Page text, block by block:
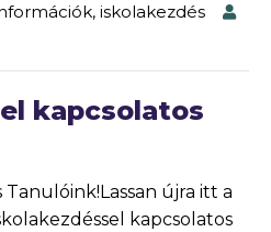
, iskolakezdés
kapcsolatos
Tanulóink!Lassan újra itt a
kapcsolatos